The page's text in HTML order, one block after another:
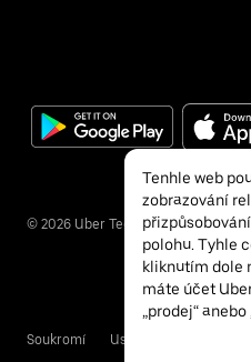
© 2026 Uber Technologies Inc.
Soukromí Usnadnění přístupu
Tenhle web
zobrazování
polohu. Tyhle
kliknutím dole
máte účet
„prodej“